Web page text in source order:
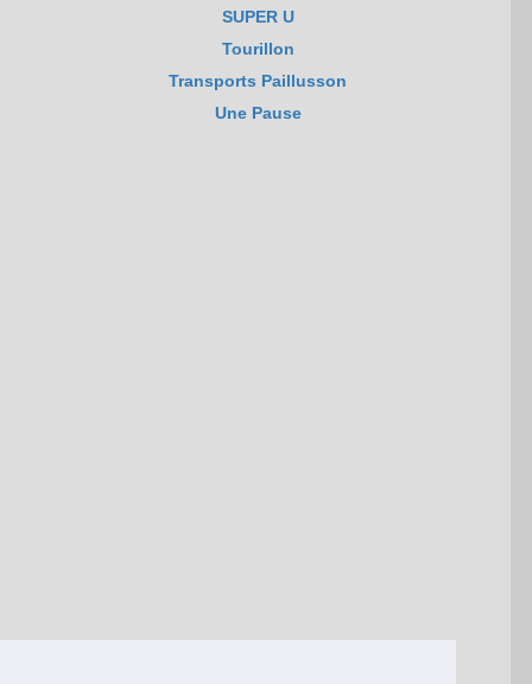
SUPER U
Tourillon
Transports Paillusson
Une Pause